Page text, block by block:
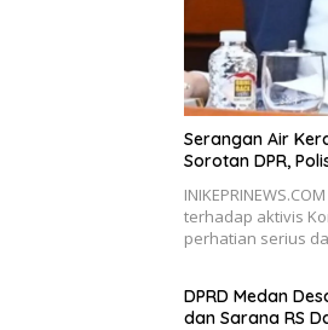
Serangan Air
Sorotan DPR,
terhadap aktivis
perhatian serius
DPRD Medan
dan Sarana RS